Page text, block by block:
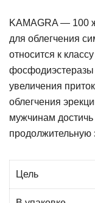
KAMAGRA — 100
для облегчения
относится к
фосфодиэстеразы
увеличения
облегчения
мужчинам
продолжительную
Цель